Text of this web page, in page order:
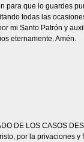
que lo guardes
todas las
mi Santo Patrón y
eternamente. Amén.
DE LOS CASOS
por la privaciones